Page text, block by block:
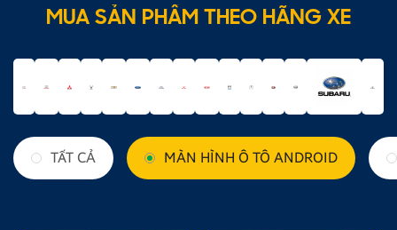
MUA SẢN PHẨM THEO HÃNG XE
TẤT CẢ MÀN HÌNH Ô TÔ ANDROID